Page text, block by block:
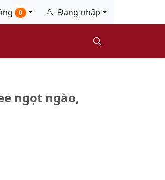
0 Đăng nhập
ngọt ngào,